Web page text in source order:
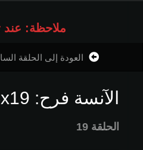
ملاحظة: عند
العودة إلى الحلقة
الآنسة فرح: 4x19
الحلقة 19